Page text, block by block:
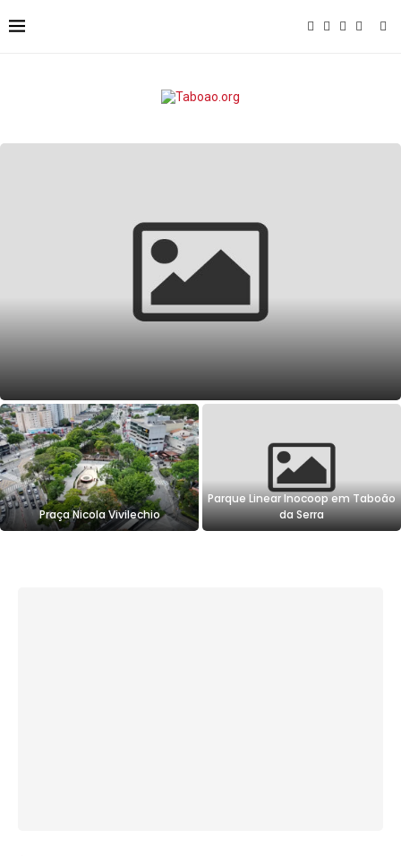
Praça Nicola Vivilechio
Parque Linear Inocoop em Taboão
da Serra